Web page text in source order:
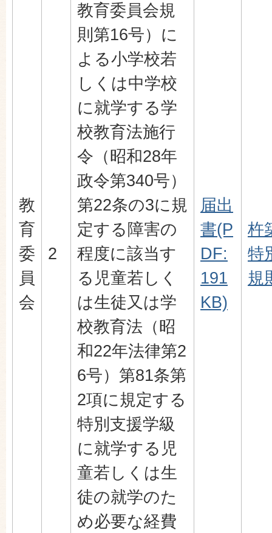
教
育
委
員
会
2
教育委員会規
則第16号）に
よる小学校若
しくは中学校
に就学する学
校教育法施行
令（昭和28年
政令第340号）
第22条の3に規
定する障害の
程度に該当す
る児童若しく
は生徒又は学
校教育法（昭
和22年法律第2
6号）第81条第
2項に規定する
特別支援学級
に就学する児
童若しくは生
徒の就学のた
め必要な経費
届出
書(P
DF:
191
KB)
杵
特
規